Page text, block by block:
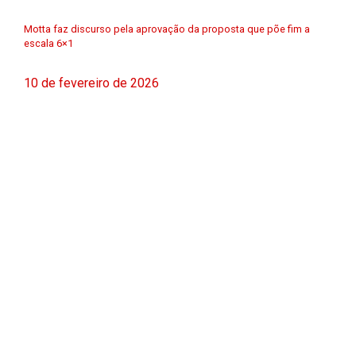
Motta faz discurso pela aprovação da proposta que põe fim a
escala 6×1
10 de fevereiro de 2026